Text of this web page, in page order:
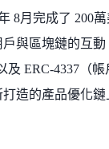
8月完成了 200
與區塊鏈的互動
及 ERC-4337（帳
造的產品優化鏈